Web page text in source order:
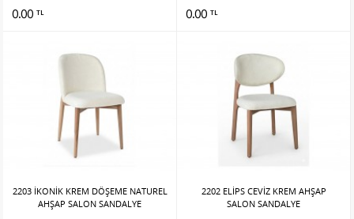
0.00 TL 0.00 TL
2203 İKONİK KREM DÖŞEME NATUREL
AHŞAP SALON SANDALYE
2202 ELİPS CEVİZ KREM AHŞAP
SALON SANDALYE